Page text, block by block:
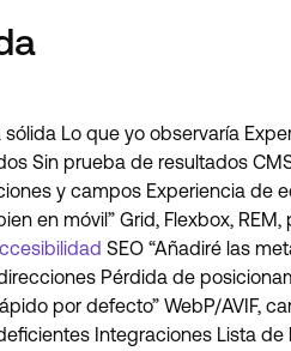
Lo que yo observaría
Sin prueba de resultados
y campos Experiencia de
en móvil” Grid, Flexbox,
SEO “Añadiré las
Pérdida de
por defecto” WebP/AVIF,
Integraciones Lista